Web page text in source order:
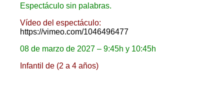
Espectáculo sin palabras.
Vídeo del espectáculo:
https://vimeo.com/1046496477
08 de marzo de 2027 – 9:45h y 10:45h
Infantil de (2 a 4 años)